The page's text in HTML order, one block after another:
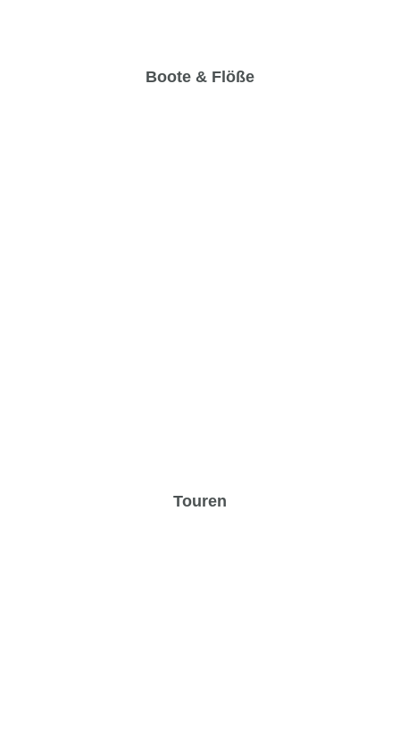
Boote & Flöße
Touren